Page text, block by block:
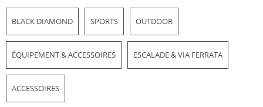
BLACK DIAMOND SPORTS OUTDOOR
ÉQUIPEMENT & ACCESSOIRES ESCALADE & VIA FERRATA
ACCESSOIRES